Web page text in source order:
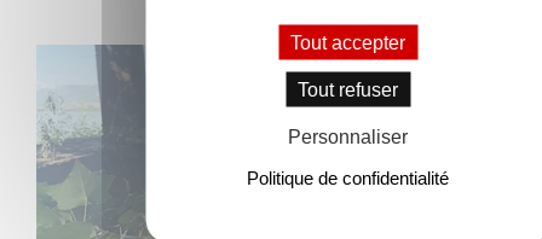
Le tournage de la mini-série Le Roman de Marceau Miller
a débuté
Tout accepter
Tout refuser
Personnaliser
Politique de confidentialité